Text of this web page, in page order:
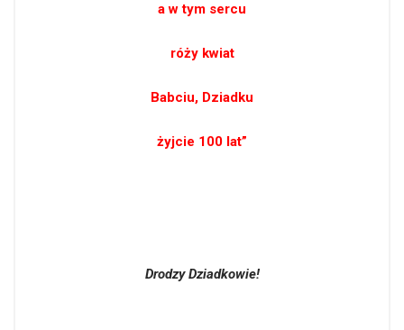
a w tym sercu
róży kwiat
Babciu, Dziadku
żyjcie 100 lat”
Drodzy Dziadkowie!